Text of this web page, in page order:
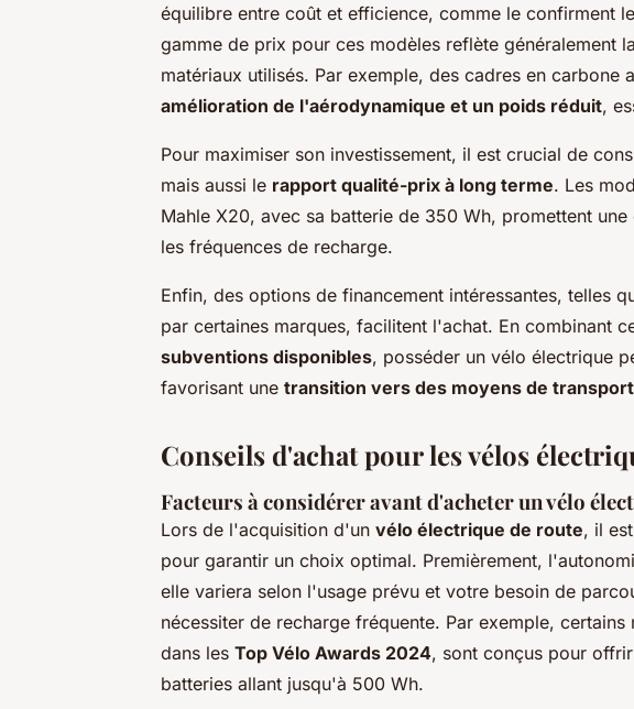
équilibre entre coût et efficience, comme le confirment
gamme de prix pour ces modèles reflète généralement
matériaux utilisés. Par exemple, des cadres en carbone
amélioration de l'aérodynamique et un poids réduit,
Pour maximiser son investissement, il est crucial de
mais aussi le rapport qualité-prix à long terme. Les
Mahle X20, avec sa batterie de 350 Wh, promettent
les fréquences de recharge.
Enfin, des options de financement intéressantes, telles
par certaines marques, facilitent l'achat. En combinant
subventions disponibles, posséder un vélo électrique
favorisant une transition vers des moyens de
Conseils d'achat pour les vélos
Facteurs à considérer avant d'acheter un vélo
Lors de l'acquisition d'un vélo électrique de route, il
pour garantir un choix optimal. Premièrement,
elle variera selon l'usage prévu et votre besoin de
nécessiter de recharge fréquente. Par exemple,
dans les Top Vélo Awards 2024, sont conçus pour
batteries allant jusqu'à 500 Wh.